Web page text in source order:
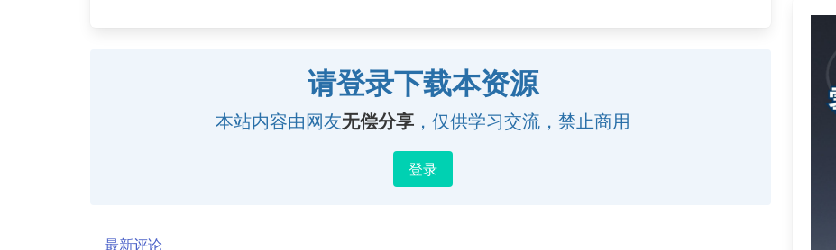
请登录下载本资源
本站内容由网友无偿分享 ，仅供学习交流，禁止商用
登录
最新评论